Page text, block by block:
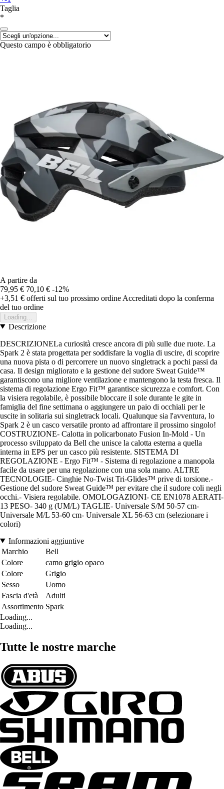
Taglia
*
Questo campo è obbligatorio
A partire da
79,95 € 70,10 € -12%
+3,51 € offerti sul tuo prossimo ordine Accreditati dopo la conferma
del tuo ordine
Loading...
Descrizione
DESCRIZIONELa curiosità cresce ancora di più sulle due ruote. La
Spark 2 è stata progettata per soddisfare la voglia di uscire, di scoprire
una nuova pista o di percorrere un nuovo singletrack a pochi passi da
casa. Il design migliorato e la gestione del sudore Sweat Guide™
garantiscono una migliore ventilazione e mantengono la testa fresca. Il
sistema di regolazione Ergo Fit™ garantisce sicurezza e comfort. Con
la visiera regolabile, è possibile bloccare il sole durante le gite in
famiglia del fine settimana o aggiungere un paio di occhiali per le
uscite in solitaria sui singletrack locali. Qualunque sia l'avventura, lo
Spark 2 è un casco versatile pronto ad affrontare il prossimo singolo!
COSTRUZIONE- Calotta in policarbonato Fusion In-Mold - Un
processo sviluppato da Bell che unisce la calotta esterna a quella
interna in EPS per un casco più resistente. SISTEMA DI
REGOLAZIONE - Ergo Fit™ - Sistema di regolazione a manopola
facile da usare per una regolazione con una sola mano. ALTRE
TECNOLOGIE- Cinghie No-Twist Tri-Glides™ prive di torsione.-
Gestione del sudore Sweat Guide™ per evitare che il sudore coli negli
occhi.- Visiera regolabile. OMOLOGAZIONI- CE EN1078 AERATI-
13 PESO- 340 g (UM/L) TAGLIE- Universale S/M 50-57 cm-
Universale M/L 53-60 cm- Universale XL 56-63 cm (selezionare i
colori)
Informazioni aggiuntive
Marchio
Bell
Colore
camo grigio opaco
Colore
Grigio
Sesso
Uomo
Fascia d'età
Adulti
Assortimento Spark
Loading...
Loading...
Tutte le nostre marche